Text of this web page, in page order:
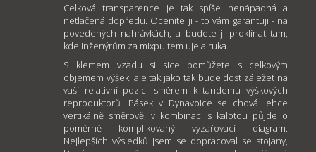
Celková transparence je tak spíše nenápadná a
netlačená dopředu. Oceníte ji - to vám garantuji - na
povedených nahrávkách, a budete ji proklínat tam,
kde inženýrům za mixpultem ujela ruka.
S klemem vzadu si sice pomůžete s celkovým
objemem výšek, ale tak jako tak bude dost záležet na
vaší relativní pozici směrem k tandemu výškových
reproduktorů. Pásek v Dynavoice se chová lehce
vertikálně směrově, v kombinaci s kalotou půjde o
poměrně komplikovaný vyzařovací diagram.
Nejlepších výsledků jsem se dopracoval se stojany,